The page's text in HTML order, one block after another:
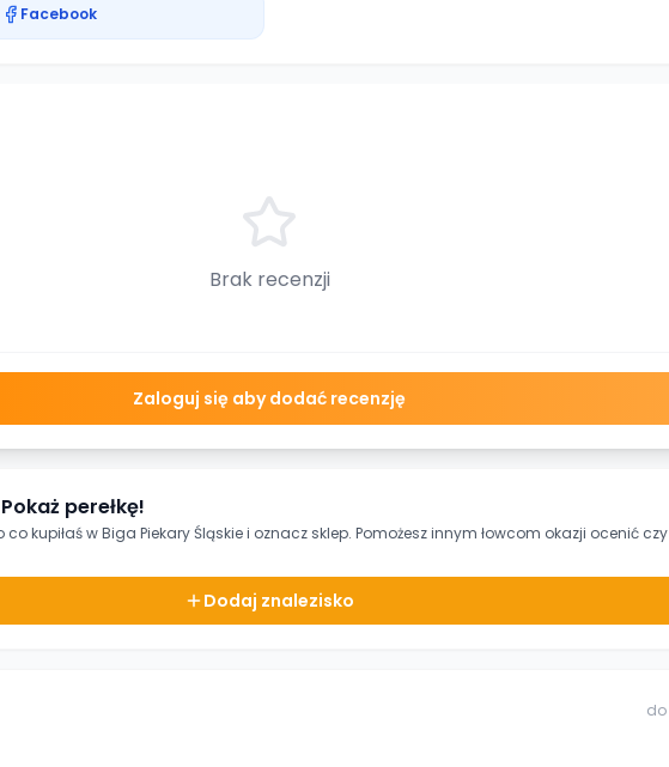
Facebook
Brak recenzji
Zaloguj się aby dodać recenzję
perełkę!
co kupiłaś wBiga Piekary Śląskiei oznacz sklep. Pomożesz innym łowcom okazji ocenić czy
Dodaj znalezisko
do